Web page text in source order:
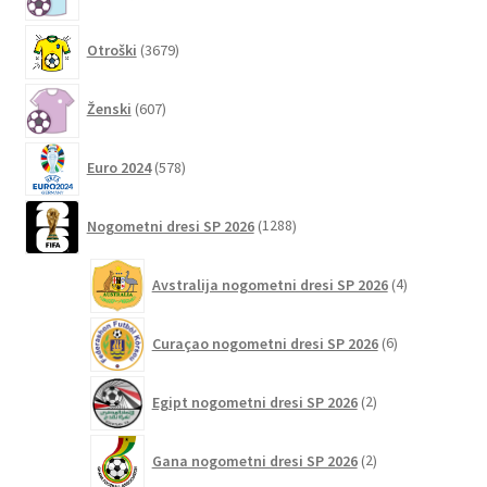
Otroški 3679izdelkov
Ženski 607izdelkov
Euro 2024 578izdelkov
Nogometni dresi SP 2026 1288izdelkov
Avstralija nogometni dresi SP 2026 4izdelki
Curaçao nogometni dresi SP 2026 6izdelkov
Egipt nogometni dresi SP 2026 2izdelka
Gana nogometni dresi SP 2026 2izdelka